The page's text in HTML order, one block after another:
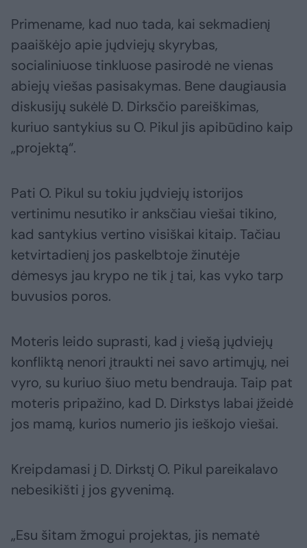
Primename, kad nuo tada, kai sekmadienį
paaiškėjo apie jųdviejų skyrybas,
socialiniuose tinkluose pasirodė ne vienas
abiejų viešas pasisakymas. Bene daugiausia
diskusijų sukėlė D. Dirksčio pareiškimas,
kuriuo santykius su O. Pikul jis apibūdino kaip
„projektą“.
Pati O. Pikul su tokiu jųdviejų istorijos
vertinimu nesutiko ir anksčiau viešai tikino,
kad santykius vertino visiškai kitaip. Tačiau
ketvirtadienį jos paskelbtoje žinutėje
dėmesys jau krypo ne tik į tai, kas vyko tarp
buvusios poros.
Moteris leido suprasti, kad į viešą jųdviejų
konfliktą nenori įtraukti nei savo artimųjų, nei
vyro, su kuriuo šiuo metu bendrauja. Taip pat
moteris pripažino, kad D. Dirkstys labai įžeidė
jos mamą, kurios numerio jis ieškojo viešai.
Kreipdamasi į D. Dirkstį O. Pikul pareikalavo
nebesikišti į jos gyvenimą.
„Esu šitam žmogui projektas, jis nematė